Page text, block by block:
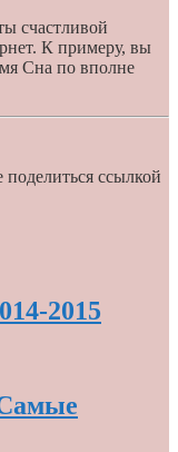
счастливой
К примеру, вы
Сна по вполне
поделиться ссылкой
2015